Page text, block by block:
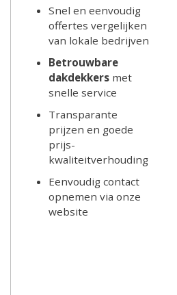
Snel en eenvoudig
offertes vergelijken
van lokale bedrijven
Betrouwbare
dakdekkers met
snelle service
Transparante
prijzen en goede
prijs-
kwaliteitverhouding
Eenvoudig contact
opnemen via onze
website